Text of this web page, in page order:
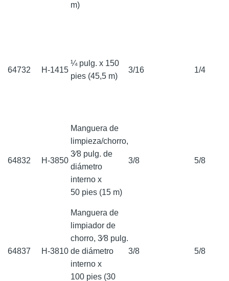
m)
64732 H-1415
¼ pulg. x 150
pies (45,5 m)
3/16 1/4
64832 H-3850
Manguera de
limpieza/chorro,
3⁄8 pulg. de
diámetro
interno x
50 pies (15 m)
3/8 5/8
64837 H-3810
Manguera de
limpiador de
chorro, 3⁄8 pulg.
de diámetro
interno x
100 pies (30
3/8 5/8